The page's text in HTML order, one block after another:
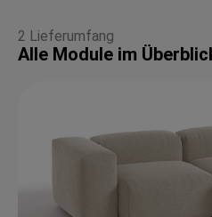
2 Lieferumfang
Alle Module im